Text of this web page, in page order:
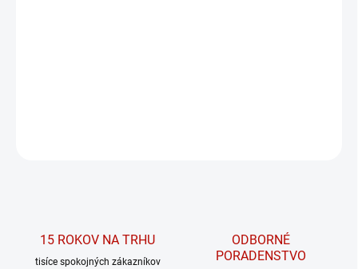
15 ROKOV NA TRHU
tisíce spokojných zákazníkov
ODBORNÉ
PORADENSTVO